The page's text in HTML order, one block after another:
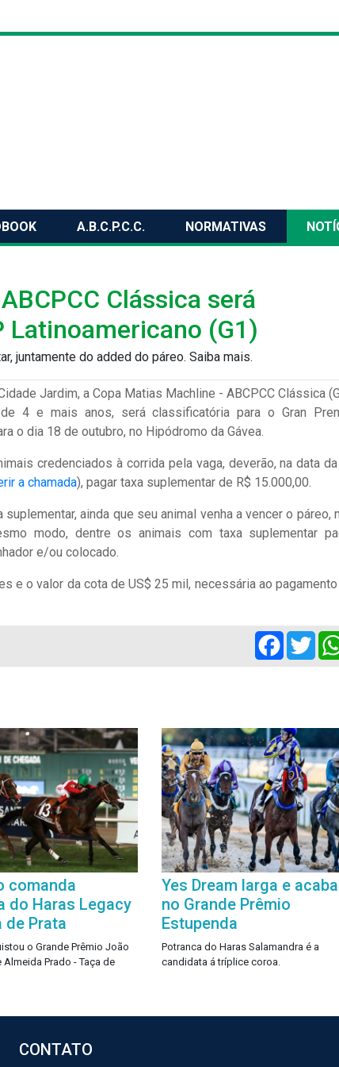
A.B.C.P.C.C. NORMATIVAS
Clássica será
Latinoamericano (G1)
juntamente do added do páreo. Saiba mais.
Jardim, a Copa Matias Machline - ABCPCC Clássica
4 e mais anos, será classificatória para o Gran
o dia 18 de outubro, no Hipódromo da Gávea.
credenciados à corrida pela vaga, deverão, na data da
a chamada), pagar taxa suplementar de R$ 15.000,00.
ainda que seu animal venha a vencer o páreo,
modo, dentre os animais com taxa suplementar
e/ou colocado.
e o valor da cota de US$ 25 mil, necessária ao
Facebook
comanda
do Haras Legacy
de Prata
o Grande Prêmio João
Almeida Prado - Taça de
Yes Dream larga e acaba
no Grande Prêmio
Estupenda
Potranca do Haras Salamandra é a
candidata á tríplice coroa.
CONTATO